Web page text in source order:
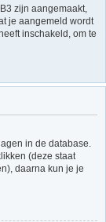
zijn aangemaakt,
je aangemeld wordt
inschakeld, om te
in de database.
(deze staat
daarna kun je je